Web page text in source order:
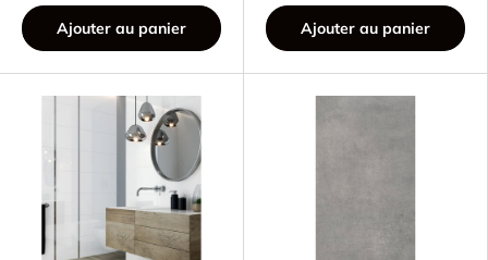
Ajouter au panier Ajouter au panier